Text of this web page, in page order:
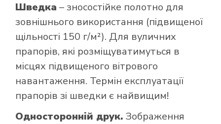
Шведка – зносостійке полотно для
зовнішнього використання (підвищеної
щільності 150 г/м²). Для вуличних
прапорів, які розміщуватимуться в
місцях підвищеного вітрового
навантаження. Термін експлуатації
прапорів зі шведки є найвищим!
Односторонній друк. Зображення